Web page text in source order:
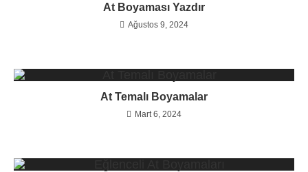
At Boyaması Yazdır
Ağustos 9, 2024
At Temalı Boyamalar
Mart 6, 2024